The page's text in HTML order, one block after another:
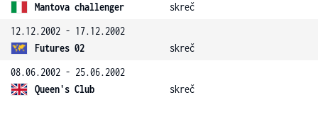
Mantova challenger
skreč
12.12.2002 - 17.12.2002
Futures 02
skreč
08.06.2002 - 25.06.2002
Queen's Club
skreč